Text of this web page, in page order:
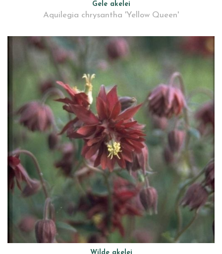
Gele akelei
Aquilegia chrysantha 'Yellow Queen'